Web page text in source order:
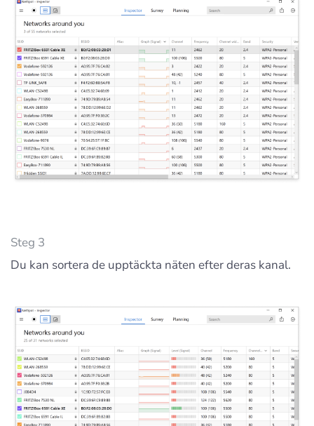
Steg 3
Du kan sortera de upptäckta näten efter deras kanal.